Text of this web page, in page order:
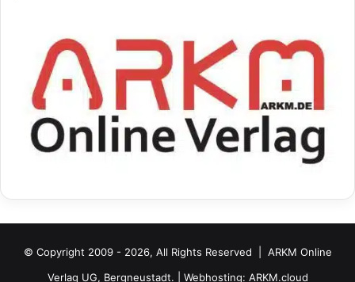
© Copyright 2009 - 2026, All Rights Reserved | ARKM Online
Verlag UG, Bergneustadt. | Webhosting: ARKM.cloud